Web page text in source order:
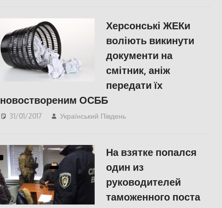
Херсонські ЖЕКи
воліють викинути
документи на
смітник, аніж
передати їх
новоствореним ОСББ
31/01/2017 Український Південь
На взятке попался
один из
руководителей
таможенного поста